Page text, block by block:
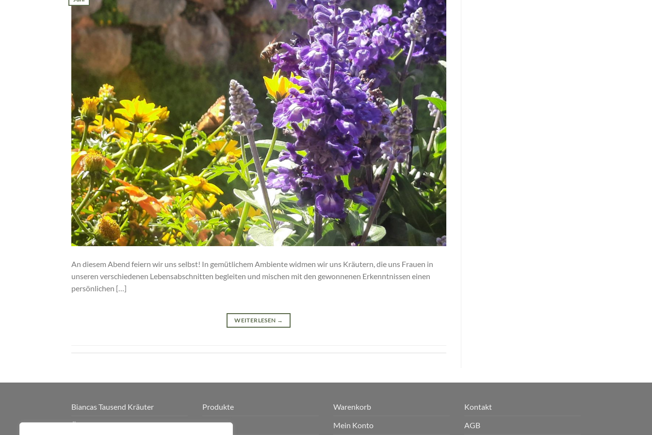
An diesem Abend feiern wir uns selbst! In gemütlichem Ambiente widmen wir uns Kräutern, die uns Frauen in
unseren verschiedenen Lebensabschnitten begleiten und mischen mit den gewonnenen Erkenntnissen einen
persönlichen […]
WEITERLESEN →
Biancas Tausend Kräuter
Über mich
Produkte
Shop
Warenkorb
Mein Konto
Kontakt
AGB